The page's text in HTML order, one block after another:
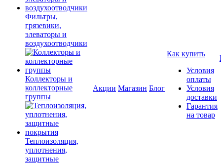
Фильтры,
грязевики,
элеваторы и
воздухоотводчики
Коллекторы и
коллекторные
группы
Теплоизоляция,
уплотнения,
защитные
Акции Магазин Блог
Как купить
Условия
оплаты
Условия
доставки
Гарантия
на товар